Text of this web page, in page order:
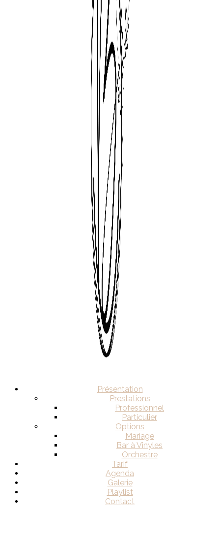
Présentation
Prestations
Professionnel
Particulier
Options
Mariage
Bar à Vinyles
Orchestre
Tarif
Agenda
Galerie
Playlist
Contact